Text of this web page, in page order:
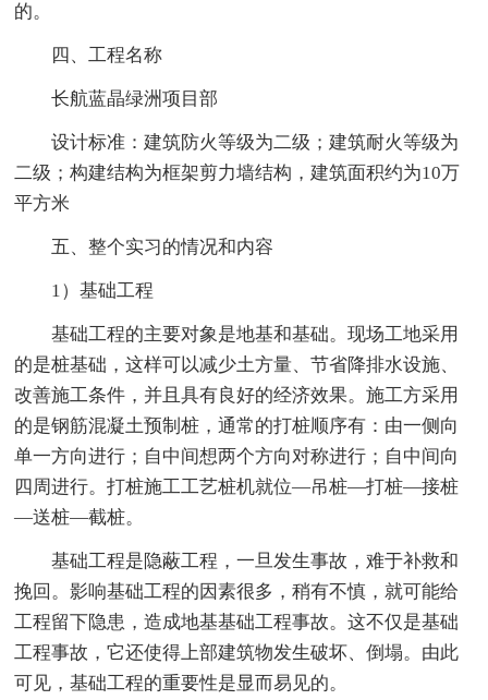
的。
四、工程名称
长航蓝晶绿洲项目部
设计标准：建筑防火等级为二级；建筑耐火等级为
二级；构建结构为框架剪力墙结构，建筑面积约为10万
平方米
五、整个实习的情况和内容
1）基础工程
基础工程的主要对象是地基和基础。现场工地采用
的是桩基础，这样可以减少土方量、节省降排水设施、
改善施工条件，并且具有良好的经济效果。施工方采用
的是钢筋混凝土预制桩，通常的打桩顺序有：由一侧向
单一方向进行；自中间想两个方向对称进行；自中间向
四周进行。打桩施工工艺桩机就位—吊桩—打桩—接桩
—送桩—截桩。
基础工程是隐蔽工程，一旦发生事故，难于补救和
挽回。影响基础工程的因素很多，稍有不慎，就可能给
工程留下隐患，造成地基基础工程事故。这不仅是基础
工程事故，它还使得上部建筑物发生破坏、倒塌。由此
可见，基础工程的重要性是显而易见的。